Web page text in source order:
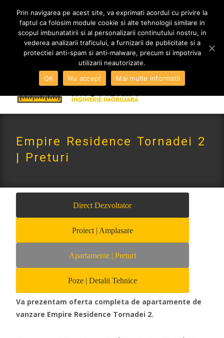
0765 522 734 | 0724 880 890
contact@imoneria.ro
Empire Residence Tornadei 2
| Preturi
Direct Dezvoltator
Proiect | Amplasare
Apartamente | Preturi
Poze | Detalii Tehnice
Va prezentam oferta completa de apartamente de
vanzare Empire Residence Tornadei 2.
MENIU
Prin navigarea pe acest site, va exprimati acordul cu privire la
faptul ca folosim module cookie si alte tehnologii similare in
scopul imbunatatirii si al personalizarii continutului nostru, in
vederea analizarii traficului, a furnizarii de publicitate si a
protectiei anti-spam si anti-malware, precum si impotriva
utilizarii neautorizate.
OK
Nu accept Mai multe informatii